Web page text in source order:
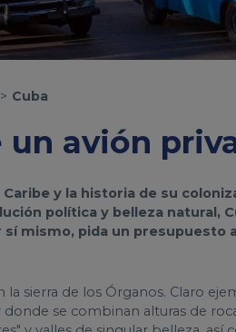
Cuba
avión
Caribe y la historia de su
política y belleza natural,
mismo, pida un presupuesto
la sierra de los Órganos. Claro
donde se combinan alturas de